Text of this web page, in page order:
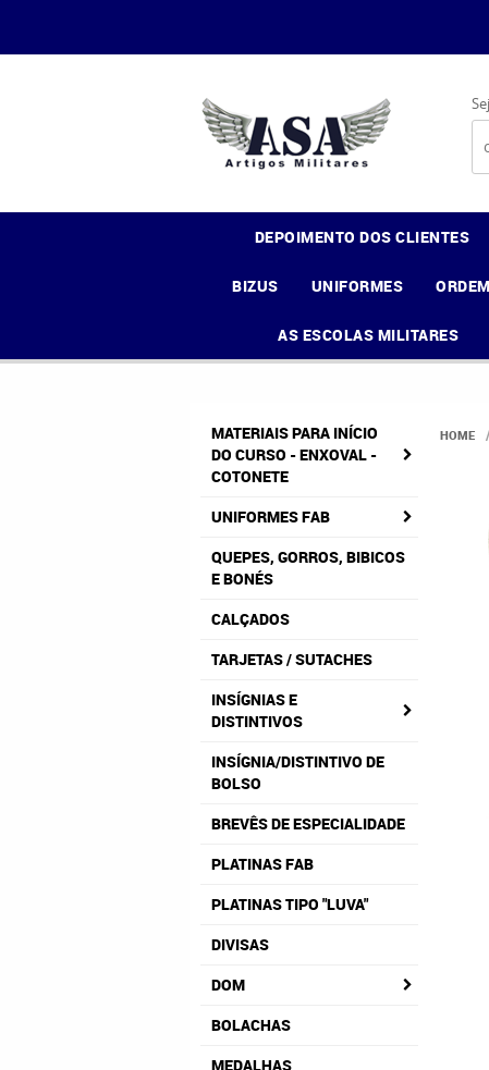
DEPOIMENTO DOS CLIENTES
BIZUS UNIFORMES
AS ESCOLAS MILITARES
MATERIAIS PARA INÍCIO
DO CURSO - ENXOVAL -
COTONETE
UNIFORMES FAB
QUEPES, GORROS, BIBICOS
E BONÉS
CALÇADOS
TARJETAS / SUTACHES
INSÍGNIAS E
DISTINTIVOS
INSÍGNIA/DISTINTIVO DE
BOLSO
BREVÊS DE ESPECIALIDADE
PLATINAS FAB
PLATINAS TIPO "LUVA"
DIVISAS
DOM
BOLACHAS
MEDALHAS
HOME